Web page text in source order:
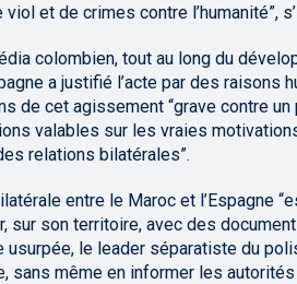
viol et de crimes contre l’humanité”,
colombien, tout au long du
a justifié l’acte par des raisons
de cet agissement “grave contre
valables sur les vraies
relations bilatérales”.
entre le Maroc et l’Espagne
sur son territoire, avec des
usurpée, le leader séparatiste du
sans même en informer les